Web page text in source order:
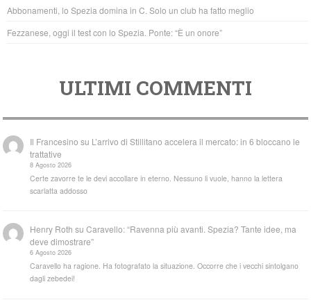
Abbonamenti, lo Spezia domina in C. Solo un club ha fatto meglio
Fezzanese, oggi il test con lo Spezia. Ponte: “È un onore”
ULTIMI COMMENTI
Il Francesino su L’arrivo di Stillitano accelera il mercato: in 6 bloccano le
trattative
8 Agosto 2026
Certe zavorre te le devi accollare in eterno. Nessuno li vuole, hanno la lettera
scarlatta addosso
Henry Roth suCaravello: “Ravenna più avanti. Spezia? Tante idee, ma
deve dimostrare”
6 Agosto 2026
Caravello ha ragione. Ha fotografato la situazione. Occorre che i vecchi sintolgano
dagli zebedei!